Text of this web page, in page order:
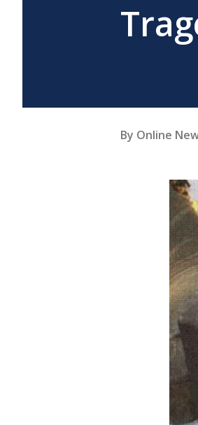
By Online